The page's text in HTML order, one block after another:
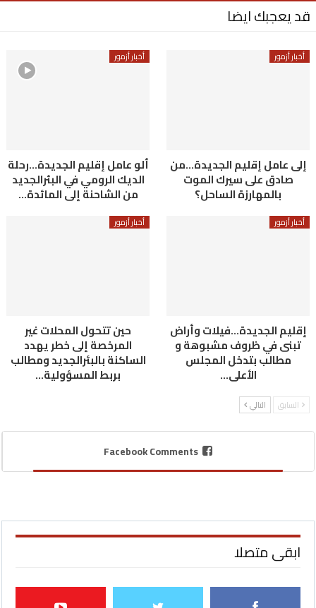
قد يعجبك ايضا
أخبار أزمور
إلى عامل إقليم الجديدة…من
صادق على سيرك الموت
بالمهارزة الساحل؟
أخبار أزمور
ألو عامل إقليم الجديدة…رحلة
الديك الرومي في البئرالجديد
من الشاحنة إلى المائدة…
أخبار أزمور
إقليم الجديدة…فيلات وأراض
تبنى في ظروف مشبوهة و
مطالب بتدخل المجلس
الأعلى…
أخبار أزمور
حين تتحول المحلات غير
المرخصة إلى خطر يهدد
الساكنة بالبئرالجديد ومطالب
بربط المسؤولية…
السابق التالي
Facebook Comments
ابقى متصلا